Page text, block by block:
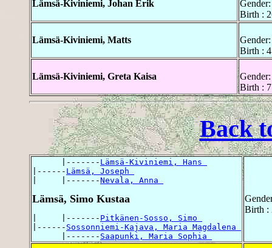
Lämsä-Kiviniemi, Johan Erik
Birth :
Lämsä-Kiviniemi, Matts
Birth :
Lämsä-Kiviniemi, Greta Kaisa
Birth :
Back
      |-------
Lämsä-Kiviniemi, Hans
|------ Lämsä, Joseph
|     |-------Nevala, Anna
Lämsä, Simo Kustaa
|     |------- Pitkänen-Sosso, Simo
|------ Sossonniemi-Kajava, Maria Magdalena
      |-------
Saapunki, Maria Sophia
Birth :